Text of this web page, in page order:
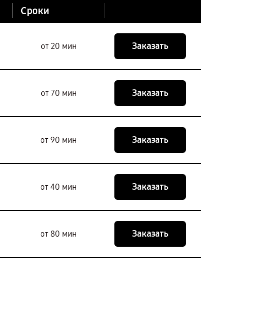
Сроки
от 20 мин Заказать
от 70 мин Заказать
от 90 мин Заказать
от 40 мин Заказать
от 80 мин Заказать